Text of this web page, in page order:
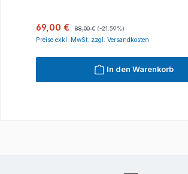
Verkaufspreis:
69,00 € 88,00 € (-21.59%)
Preise exkl. MwSt. zzgl. Versandkosten
In den Warenkorb